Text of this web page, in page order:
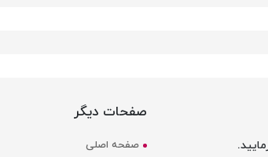
صفحات دیگر
صفحه اصلی